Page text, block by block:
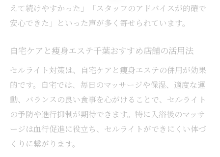
えて続けやすかった」「スタッフのアドバイスが的確で
安心できた」といった声が多く寄せられています。
自宅ケアと痩身エステ千葉おすすめ店舗の活用法
セルライト対策は、自宅ケアと痩身エステの併用が効果
的です。自宅では、毎日のマッサージや保湿、適度な運
動、バランスの良い食事を心がけることで、セルライト
の予防や進行抑制が期待できます。特に入浴後のマッサ
ージは血行促進に役立ち、セルライトができにくい体づ
くりに繋がります。